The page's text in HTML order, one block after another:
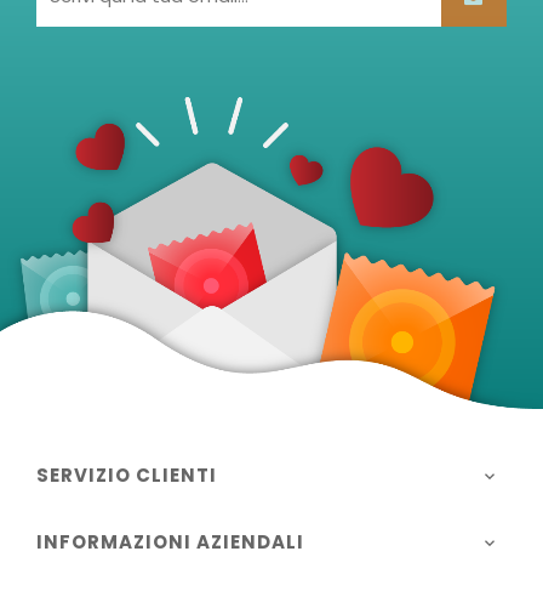
SERVIZIO CLIENTI 
INFORMAZIONI AZIENDALI 